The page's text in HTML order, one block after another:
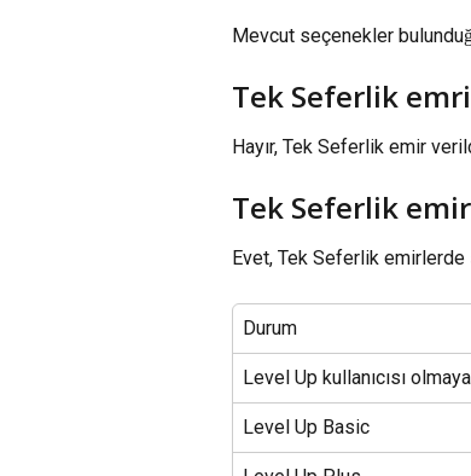
Mevcut seçenekler
Tek Seferlik
Hayır, Tek Seferlik emir
Tek Seferlik
Evet, Tek Seferlik emirlerde
Durum
Level Up kullanıcısı
Level Up Basic